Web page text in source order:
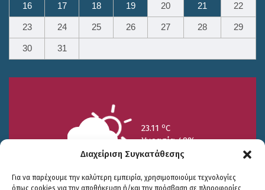
Διαχείριση Συγκατάθεσης
Για να παρέχουμε την καλύτερη εμπειρία, χρησιμοποιούμε τεχνολογίες
όπως cookies για την αποθήκευση ή/και την πρόσβαση σε πληροφορίες
16 17 18 19 20 21 22
23 24 25 26 27 28 29
30 31
23.11 oC
Υγρασία 49%